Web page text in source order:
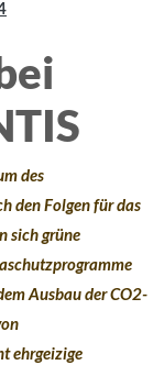
des
den Folgen für das
sich grüne
Ausbau der CO2-
ehrgeizige